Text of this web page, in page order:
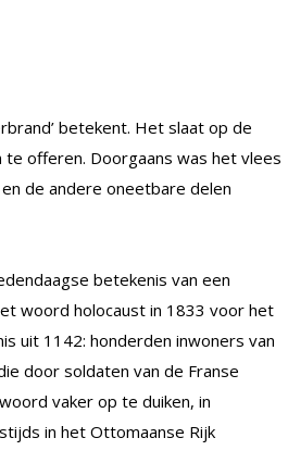
betekent. Het slaat op de
te offeren. Doorgaans was het vlees
de andere oneetbare delen
betekenis van een
woord holocaust in 1833 voor het
uit 1142: honderden inwoners van
door soldaten van de Franse
vaker op te duiken, in
in het Ottomaanse Rijk